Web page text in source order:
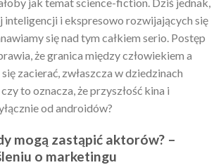
inteligencji i ekspresowo rozwijających się
się nad tym całkiem serio. Postęp
że granica między człowiekiem a
zacierać, zwłaszcza w dziedzinach
to oznacza, że przyszłość kina i
od androidów?
mogą zastąpić aktorów? –
o marketingu